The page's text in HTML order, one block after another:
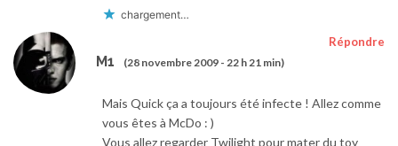
chargement…
M1 (28 novembre 2009 - 22 h 21 min)
Répondre
Mais Quick ça a toujours été infecte ! Allez comme
vous êtes à McDo : )
Vous allez regarder Twilight pour mater du toy